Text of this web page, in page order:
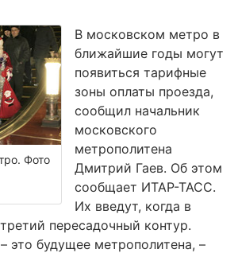
Фото
В московском метро в
ближайшие годы могут
появиться тарифные
зоны оплаты проезда,
сообщил начальник
московского
метрополитена
Дмитрий Гаев. Об этом
сообщает ИТАР-ТАСС.
Их введут, когда в
пересадочный контур.
это будущее метрополитена, –